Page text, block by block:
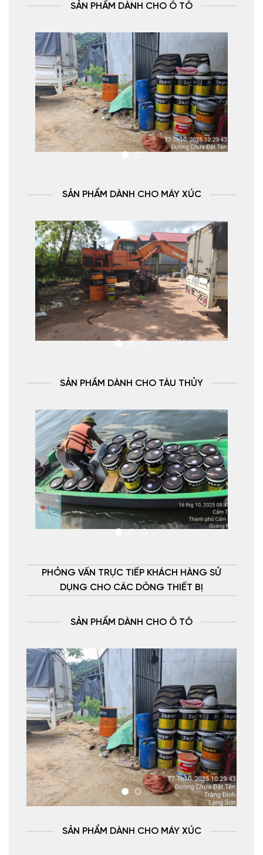
SẢN PHẨM DÀNH CHO Ô TÔ
SẢN PHẨM DÀNH CHO MÁY XÚC
SẢN PHẦM DÀNH CHO TÀU THỦY
PHỎNG VẤN TRỰC TIẾP KHÁCH HÀNG SỬ
DỤNG CHO CÁC DÒNG THIẾT BỊ
SẢN PHẨM DÀNH CHO Ô TÔ